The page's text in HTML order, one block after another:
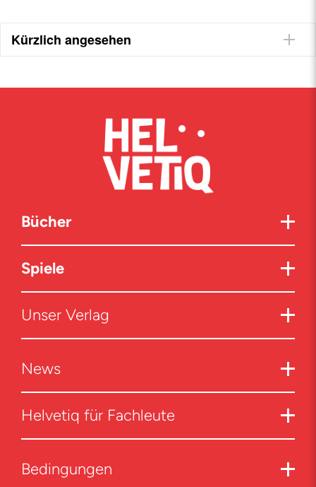
Kürzlich angesehen
Bücher
Spiele
Unser Verlag
News
Helvetiq für Fachleute
Bedingungen